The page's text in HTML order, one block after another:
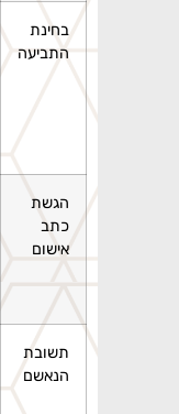
בחינת
התביעה
הגשת
כתב
אישום
תשובת
הנאשם